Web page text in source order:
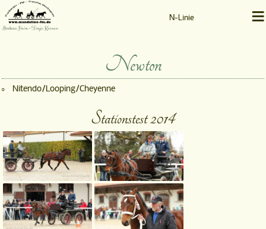
Barbara Heim • Tanja Kernen
N-Linie ≡
Newton
Nitendo/Looping/Cheyenne
Stationstest 2014